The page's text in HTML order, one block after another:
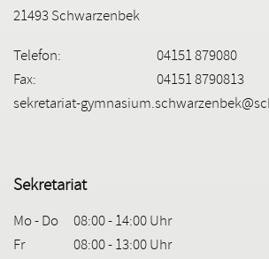
21493 Schwarzenbek
Telefon:
04151 879080
Fax:
04151 8790813
sekretariat-
Sekretariat
Mo - Do
08:00 - 14:00 Uhr
Fr
08:00 - 13:00 Uhr